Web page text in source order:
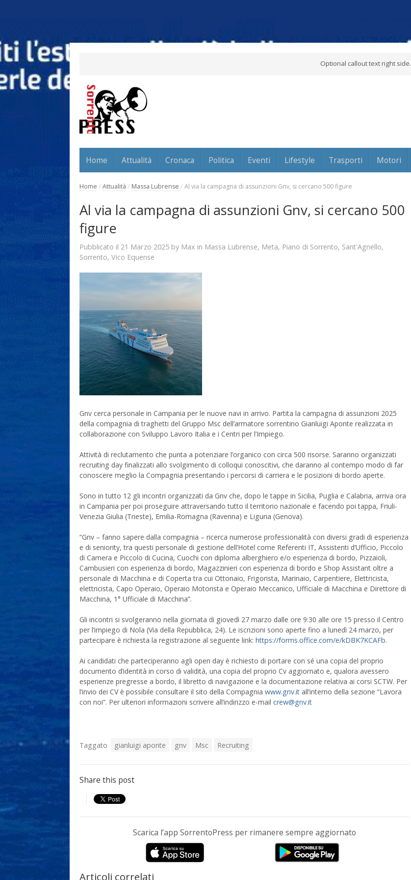
Optional callout text right side.
Home Attualità Cronaca Politica Eventi Lifestyle Trasporti Motori
Home / Attualità / Massa Lubrense / Al via la campagna di assunzioni Gnv, si cercano 500 figure
Al via la campagna di assunzioni Gnv, si cercano 500
figure
Pubblicato il 21 Marzo 2025 by Max in Massa Lubrense, Meta, Piano di Sorrento, Sant'Agnello,
Sorrento, Vico Equense
Gnv cerca personale in Campania per le nuove navi in arrivo. Partita la campagna di assunzioni 2025
della compagnia di traghetti del Gruppo Msc dell’armatore sorrentino Gianluigi Aponte realizzata in
collaborazione con Sviluppo Lavoro Italia e i Centri per l’Impiego.
Attività di reclutamento che punta a potenziare l’organico con circa 500 risorse. Saranno organizzati
recruiting day finalizzati allo svolgimento di colloqui conoscitivi, che daranno al contempo modo di far
conoscere meglio la Compagnia presentando i percorsi di carriera e le posizioni di bordo aperte.
Sono in tutto 12 gli incontri organizzati da Gnv che, dopo le tappe in Sicilia, Puglia e Calabria, arriva ora
in Campania per poi proseguire attraversando tutto il territorio nazionale e facendo poi tappa, Friuli-
Venezia Giulia (Trieste), Emilia-Romagna (Ravenna) e Liguria (Genova).
“Gnv – fanno sapere dalla compagnia – ricerca numerose professionalità con diversi gradi di esperienza
e di seniority, tra questi personale di gestione dell’Hotel come Referenti IT, Assistenti d’Ufficio, Piccolo
di Camera e Piccolo di Cucina, Cuochi con diploma alberghiero e/o esperienza di bordo, Pizzaioli,
Cambusieri con esperienza di bordo, Magazzinieri con esperienza di bordo e Shop Assistant oltre a
personale di Macchina e di Coperta tra cui Ottonaio, Frigorista, Marinaio, Carpentiere, Elettricista,
elettricista, Capo Operaio, Operaio Motorista e Operaio Meccanico, Ufficiale di Macchina e Direttore di
Macchina, 1° Ufficiale di Macchina”.
Gli incontri si svolgeranno nella giornata di giovedì 27 marzo dalle ore 9:30 alle ore 15 presso il Centro
per l’impiego di Nola (Via della Repubblica, 24). Le iscrizioni sono aperte fino a lunedì 24 marzo, per
partecipare è richiesta la registrazione al seguente link: https://forms.office.com/e/kDBK7KCAFb.
Ai candidati che parteciperanno agli open day è richiesto di portare con sé una copia del proprio
documento d’identità in corso di validità, una copia del proprio Cv aggiornato e, qualora avessero
esperienze pregresse a bordo, il libretto di navigazione e la documentazione relativa ai corsi SCTW. Per
l’invio dei CV è possibile consultare il sito della Compagnia www.gnv.it all’interno della sezione “Lavora
con noi”. Per ulteriori informazioni scrivere all’indirizzo e-mail crew@gnv.it
Taggato gianluigi aponte gnv Msc Recruiting
Share this post
Scarica l’app SorrentoPress per rimanere sempre aggiornato
Articoli correlati